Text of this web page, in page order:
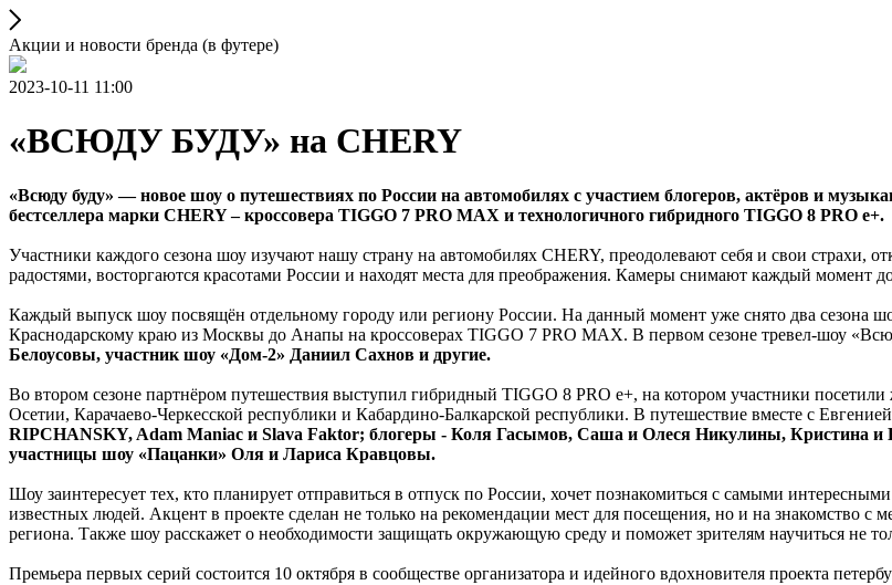
Акции и новости бренда (в футере)
2023-10-11 11:00
«ВСЮДУ БУДУ» на CHERY
«Всюду буду» — новое шоу о путешествиях по России на автомобилях с участием блогеров, актёров и
бестселлера марки CHERY – кроссовера TIGGO 7 PRO MAX и технологичного гибридного TIGGO 8 PRO e+.
Участники каждого сезона шоу изучают нашу страну на автомобилях CHERY, преодолевают себя и свои страхи,
радостями, восторгаются красотами России и находят места для преображения. Камеры снимают каждый момент
Каждый выпуск шоу посвящён отдельному городу или региону России. На данный момент уже снято два сезона
Краснодарскому краю из Москвы до Анапы на кроссоверах TIGGO 7 PRO MAХ. В первом сезоне тревел-шоу
Белоусовы, участник шоу «Дом-2» Даниил Сахнов и другие.
Во втором сезоне партнёром путешествия выступил гибридный TIGGO 8 PRO e+, на котором участники
Осетии, Карачаево-Черкесской республики и Кабардино-Балкарской республики. В путешествие вместе с
RIPCHANSKY, Adam Maniac и Slava Faktor; блогеры - Коля Гасымов, Саша и Олеся Никулины, Кристина
участницы шоу «Пацанки» Оля и Лариса Кравцовы.
Шоу заинтересует тех, кто планирует отправиться в отпуск по России, хочет познакомиться с самыми
известных людей. Акцент в проекте сделан не только на рекомендации мест для посещения, но и на знакомство
региона. Также шоу расскажет о необходимости защищать окружающую среду и поможет зрителям научиться не
Премьера первых серий состоится 10 октября в сообществе организатора и идейного вдохновителя проекта